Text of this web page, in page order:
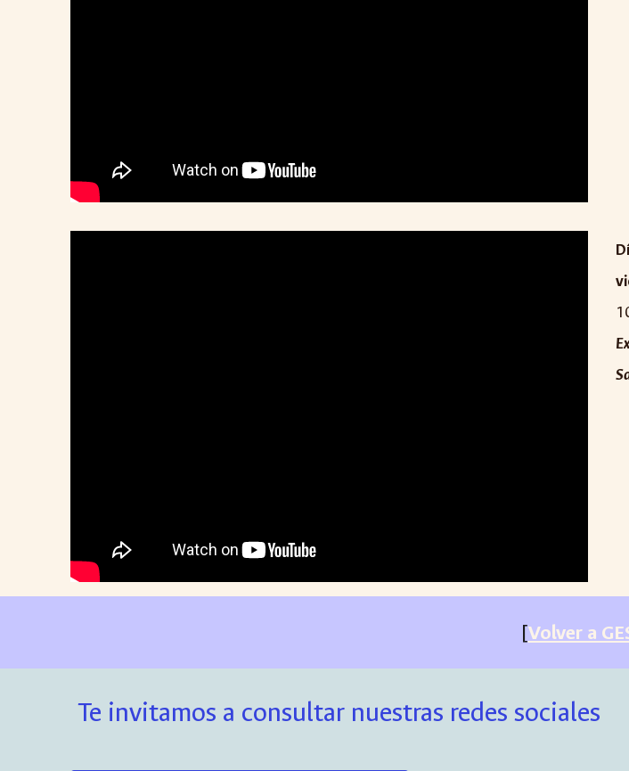
[Volver a
Te invitamos a consultar nuestras redes sociales